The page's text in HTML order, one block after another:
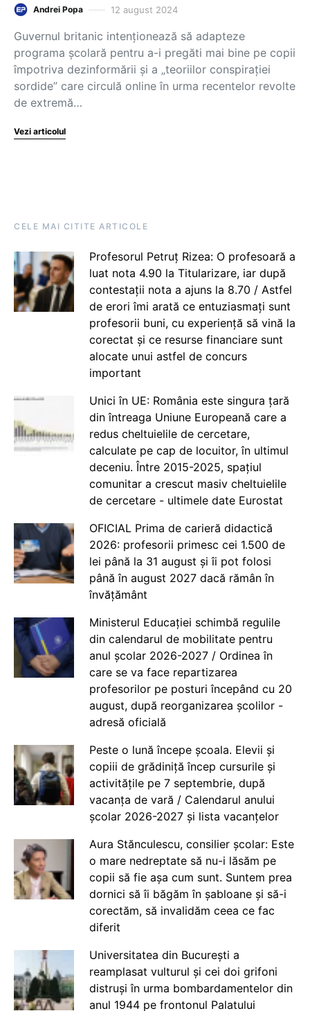
Andrei Popa 12 august 2024
Guvernul britanic intenţionează să adapteze
programa şcolară pentru a-i pregăti mai bine pe copii
împotriva dezinformării şi a „teoriilor conspiraţiei
sordide” care circulă online în urma recentelor revolte
de extremă…
Vezi articolul
CELE MAI CITITE ARTICOLE
Profesorul Petruț Rizea: O profesoară a
luat nota 4.90 la Titularizare, iar după
contestații nota a ajuns la 8.70 / Astfel
de erori îmi arată ce entuziasmați sunt
profesorii buni, cu experiență să vină la
corectat și ce resurse financiare sunt
alocate unui astfel de concurs
important
Unici în UE: România este singura țară
din întreaga Uniune Europeană care a
redus cheltuielile de cercetare,
calculate pe cap de locuitor, în ultimul
deceniu. Între 2015-2025, spațiul
comunitar a crescut masiv cheltuielile
de cercetare - ultimele date Eurostat
OFICIAL Prima de carieră didactică
2026: profesorii primesc cei 1.500 de
lei până la 31 august și îi pot folosi
până în august 2027 dacă rămân în
învățământ
Ministerul Educației schimbă regulile
din calendarul de mobilitate pentru
anul școlar 2026-2027 / Ordinea în
care se va face repartizarea
profesorilor pe posturi începând cu 20
august, după reorganizarea școlilor -
adresă oficială
Peste o lună începe școala. Elevii și
copiii de grădiniță încep cursurile și
activitățile pe 7 septembrie, după
vacanța de vară / Calendarul anului
școlar 2026-2027 și lista vacanțelor
Aura Stănculescu, consilier școlar: Este
o mare nedreptate să nu-i lăsăm pe
copii să fie așa cum sunt. Suntem prea
dornici să îi băgăm în șabloane și să-i
corectăm, să invalidăm ceea ce fac
diferit
Universitatea din București a
reamplasat vulturul și cei doi grifoni
distruși în urma bombardamentelor din
anul 1944 pe frontonul Palatului